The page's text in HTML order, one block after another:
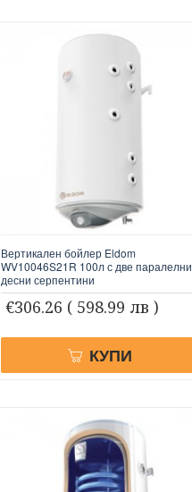
Вертикален бойлер Eldom
WV10046S21R 100л с две паралелни
десни серпентини
€306.26 ( 598.99 лв )
КУПИ